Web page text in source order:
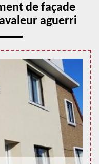
de façade
aguerri